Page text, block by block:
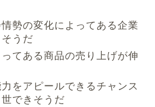
勢の変化によってある企業
うだ
てある商品の売り上げが伸
をアピールできるチャンス
できそうだ